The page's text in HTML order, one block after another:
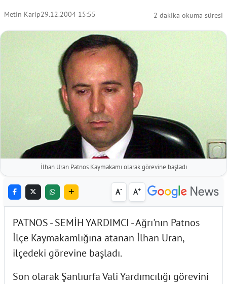
Metin Karip29.12.2004 15:55 2 dakika okuma süresi
İlhan Uran Patnos Kaymakamı olarak görevine başladı
A- A+
PATNOS - SEMİH YARDIMCI - Ağrı'nın Patnos
İlçe Kaymakamlığına atanan İlhan Uran,
ilçedeki görevine başladı.
Son olarak Şanlıurfa Vali Yardımcılığı görevini